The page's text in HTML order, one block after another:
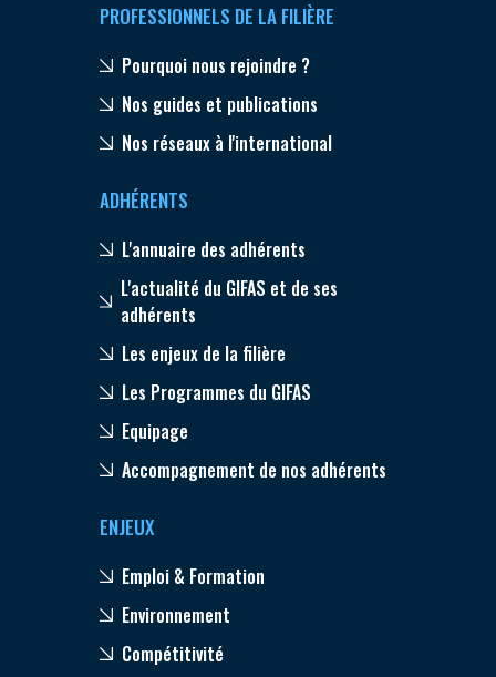
PROFESSIONNELS DE LA FILIÈRE
Pourquoi nous rejoindre ?
Nos guides et publications
Nos réseaux à l'international
ADHÉRENTS
L'annuaire des adhérents
L'actualité du GIFAS et de ses
adhérents
Les enjeux de la filière
Les Programmes du GIFAS
Equipage
Accompagnement de nos adhérents
ENJEUX
Emploi & Formation
Environnement
Compétitivité